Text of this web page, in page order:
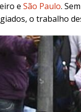
e São Paulo.
o trabalho